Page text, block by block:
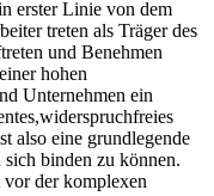
erster Linie von dem
treten als Träger des
und Benehmen
hohen
Unternehmen ein
also eine grundlegende
binden zu können.
vor der komplexen